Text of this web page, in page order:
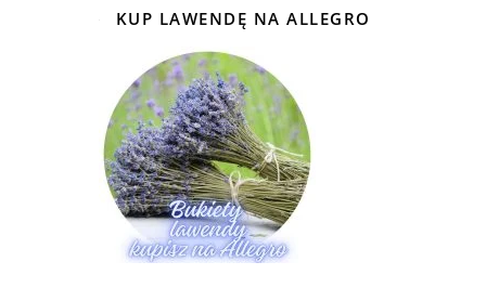
KUP LAWENDĘ NA ALLEGRO